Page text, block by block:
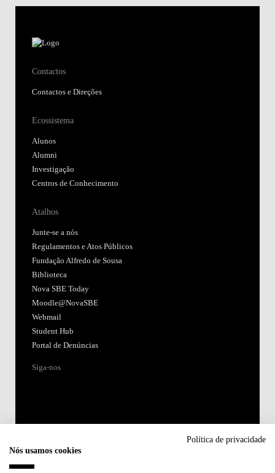
Contactos
Contactos e Direções
Ecossistema
Alunos
Alumni
Investigação
Centros de Conhecimento
Atalhos
Junte-se a nós
Regulamentos e Atos Públicos
Fundação Alfredo de Sousa
Biblioteca
Nova SBE Today
Moodle@NovaSBE
Webmail
Student Hub
Portal de Denúncias
Siga-nos
Política de privacidade
Nós usamos cookies